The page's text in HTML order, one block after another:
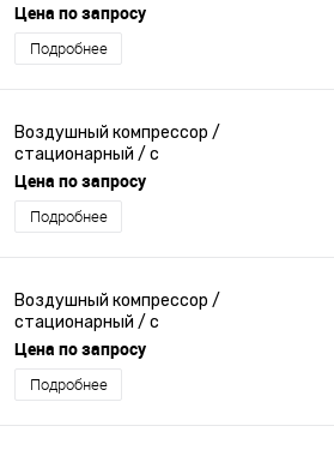
электродвигателем / винтовой
Цена по запросу
Подробнее
Воздушный компрессор /
стационарный / с
электродвигателем / винтовой
Цена по запросу
Подробнее
Воздушный компрессор /
стационарный / с
электродвигателем / винтовой
Цена по запросу
Подробнее